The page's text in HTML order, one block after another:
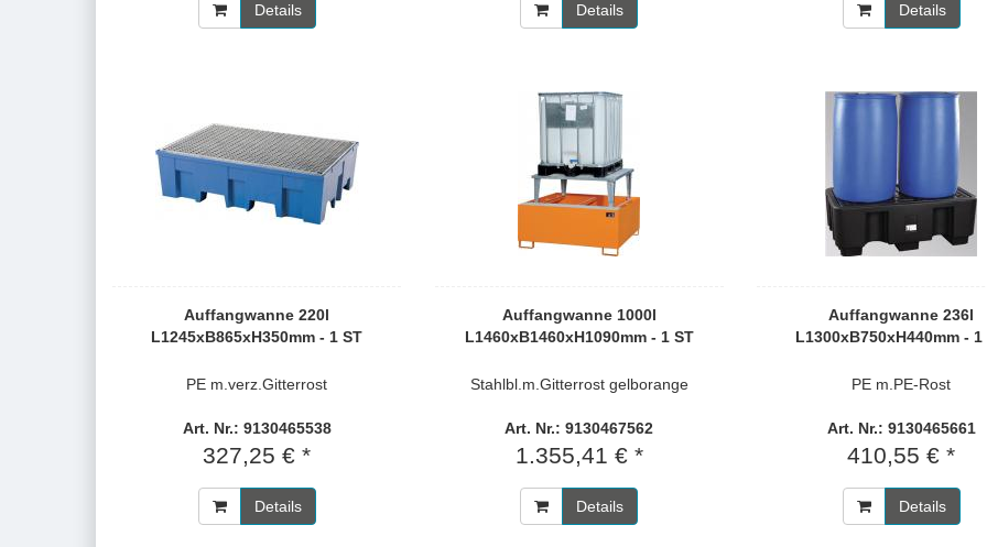
Details Details Details
Auffangwanne 220l
L1245xB865xH350mm - 1 ST
PE m.verz.Gitterrost
Art. Nr.: 9130465538
327,25 € *
Details
Auffangwanne 1000l
L1460xB1460xH1090mm - 1 ST
Stahlbl.m.Gitterrost gelborange
Art. Nr.: 9130467562
1.355,41 € *
Details
Auffangwanne 236l
L1300xB750xH440mm - 1
PE m.PE-Rost
Art. Nr.: 9130465661
410,55 € *
Details